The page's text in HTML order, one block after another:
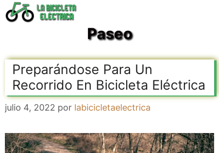
Saltar
al
Paseo
Preparándose Para Un
Recorrido En Bicicleta Eléctrica
julio 4, 2022 por labicicletaelectrica